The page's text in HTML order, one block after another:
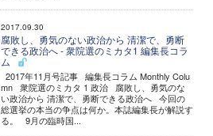
2017.09.30
腐敗し、勇気のない政治から 清潔で、勇断
できる政治へ - 衆院選のミカタ1 編集長コラ
ム
2017年11月号記事 編集長コラム Monthly Colu
mn 衆院選のミカタ 1 政治 腐敗し、勇気のな
い政治から 清潔で、勇断できる政治へ 今回の
総選挙の本当の争点は何か。本誌編集長が解説す
る。 9月の臨時国...